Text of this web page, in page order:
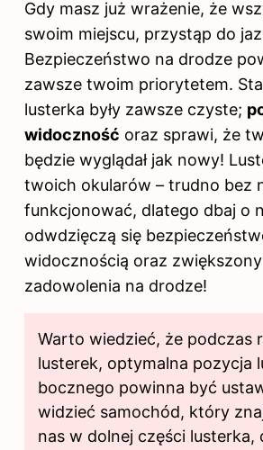
Gdy masz już wrażenie, że
swoim miejscu, przystąp do
Bezpieczeństwo na drodze
zawsze twoim priorytetem.
lusterka były zawsze czyste;
widoczność oraz sprawi, że
będzie wyglądał jak nowy!
twoich okularów – trudno bez
funkcjonować, dlatego dbaj o
odwdzięczą się
widocznością oraz
zadowolenia na drodze!
Warto wiedzieć, że podczas
lusterek, optymalna pozycja
bocznego powinna być
widzieć samochód, który
nas w dolnej części lusterka,